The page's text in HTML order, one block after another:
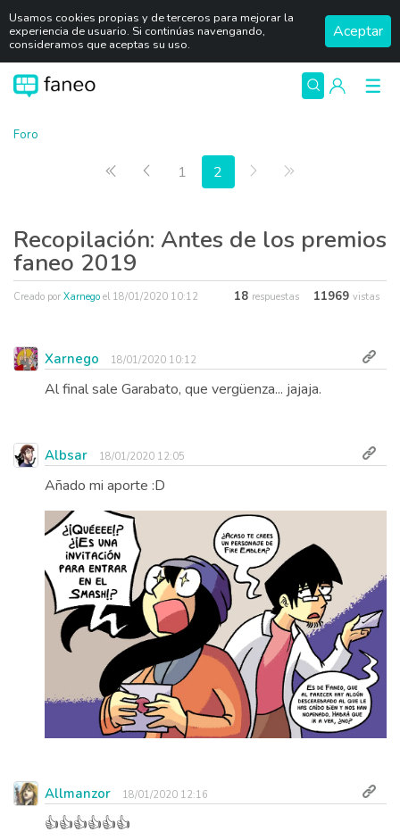
Usamos cookies propias y de terceros para mejorar la
experiencia de usuario. Si continúas navengando,
consideramos que aceptas su uso.
Aceptar
Foro
Primera página
Anterior
1 2 Siguiente
Recopilación: Antes de los premios
faneo 2019
Creado por Xarnego el 18/01/2020 10:12 18 respuestas 11969 vistas
Xarnego 18/01/2020 10:12
Al final sale Garabato, que vergüenza... jajaja.
Albsar 18/01/2020 12:05
Añado mi aporte :D
Allmanzor 18/01/2020 12:16
👍👍👍👍👍👍